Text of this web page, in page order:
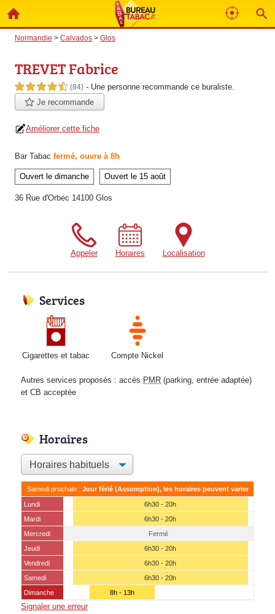
Normandie > Calvados > Glos
TREVET Fabrice
4,5 étoiles sur 5 (84) - Une personne recommande ce buraliste.
Je recommande
Améliorer cette fiche
Bar Tabac fermé, ouvre à 8h
Ouvert le dimanche Ouvert le 15 août
36 Rue d'Orbec 14100 Glos
Appeler Horaires Localisation
Services
Cigarettes et tabac Compte Nickel
Autres services proposés : accès PMR (parking, entrée adaptée)
et CB acceptée
Horaires
Samedi prochain : Jour férié (Assomption), les horaires peuvent varier
Lundi
6h30 - 20h
Mardi
6h30 - 20h
Mercredi
Fermé
Jeudi
6h30 - 20h
Vendredi
6h30 - 20h
Samedi
6h30 - 20h
Dimanche
8h - 13h
Signaler une erreur